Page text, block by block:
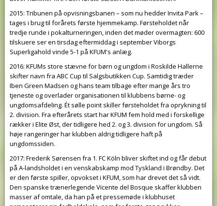
2015: Tribunen på opvisningsbanen – som nu hedder Invita Park –
tages i brug til forårets første hjemmekamp. Førsteholdet når
tredje runde i pokalturneringen, inden det møder overmagten: 600
tilskuere ser en tirsdag eftermiddag i september Viborgs
Superligahold vinde 5-1 på KFUM's anlæg.
2016: KFUMs store stævne for børn og ungdom i Roskilde Hallerne
skifter navn fra ABC Cup til Salgsbutikken Cup. Samtidig træder
Iben Green Madsen og hans team tilbage efter mange års tro
tjeneste og overlader organisationen til klubbens børne- og
ungdomsafdeling. Ét sølle point skiller førsteholdet fra oprykning til
2. division. Fra efterårets start har KFUM fem hold med i forskellige
rækker i Elite Øst, der tidligere hed 2. og 3. division for ungdom. Så
høje rangeringer har klubben aldrig tidligere haft på
ungdomssiden.
2017: Frederik Sørensen fra 1. FC Köln bliver skiftet ind og får debut
på A-landsholdet i en venskabskamp mod Tyskland i Brøndby. Det
er den første spiller, opvokset i KFUM, som har drevet det så vidt.
Den spanske trænerlegende Vicente del Bosque skaffer klubben
masser af omtale, da han på et pressemøde i klubhuset